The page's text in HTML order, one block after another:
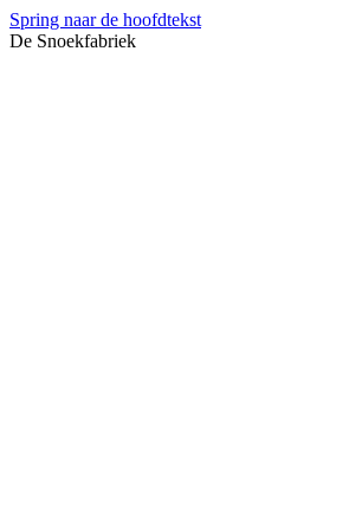
Spring naar de hoofdtekst
De Snoekfabriek